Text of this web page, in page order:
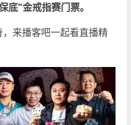
底"金戒指赛门票。
来播客吧一起看直播精